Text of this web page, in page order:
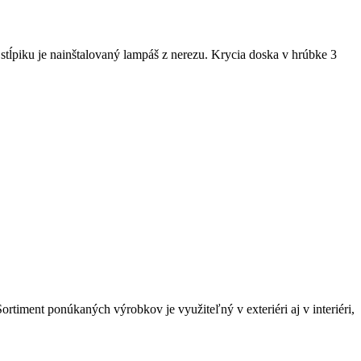
je nainštalovaný lampáš z nerezu. Krycia doska v hrúbke 3
ponúkaných výrobkov je využiteľný v exteriéri aj v interiéri,